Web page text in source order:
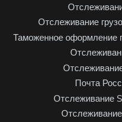
Отслеживание
Таможенное оформление
Почта
Отслеживание